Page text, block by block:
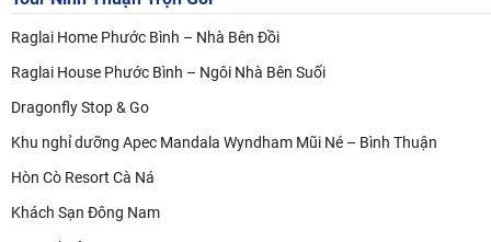
Raglai Home Phước Bình – Nhà Bên Đồi
Raglai House Phước Bình – Ngôi Nhà Bên Suối
Dragonfly Stop & Go
Khu nghỉ dưỡng Apec Mandala Wyndham Mũi Né – Bình Thuận
Hòn Cò Resort Cà Ná
Khách Sạn Đông Nam